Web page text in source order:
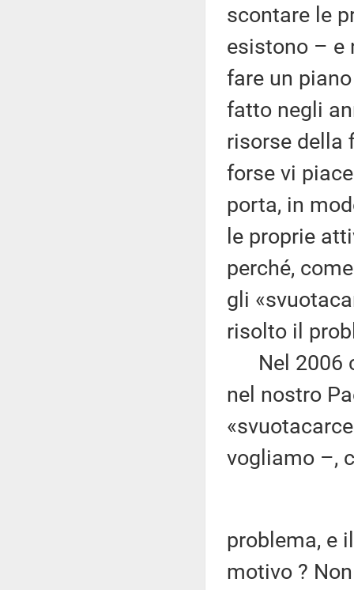
scontare le
esistono – e
fare un
fatto negli
risorse della
forse vi
porta, in
le proprie
perché,
gli
risolto il
Nel 2006
nel nostro
vogliamo –,
problema, e
motivo ?